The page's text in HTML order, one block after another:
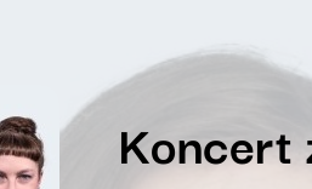
Koncert